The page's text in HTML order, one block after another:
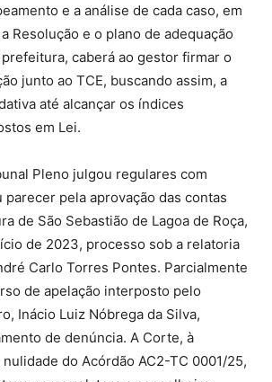
e a análise de cada caso, em
Resolução e o plano de adequação
caberá ao gestor firmar o
junto ao TCE, buscando assim, a
até alcançar os índices
em Lei.
Pleno julgou regulares com
parecer pela aprovação das contas
de São Sebastião de Lagoa de Roça,
de 2023, processo sob a relatoria
Carlo Torres Pontes. Parcialmente
de apelação interposto pelo
Inácio Luiz Nóbrega da Silva,
de denúncia. A Corte, à
do Acórdão AC2-TC 0001/25,